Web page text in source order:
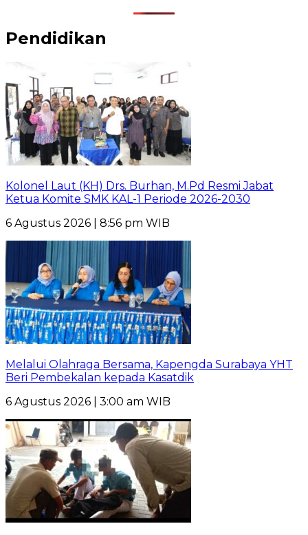
Pendidikan
Kolonel Laut (KH) Drs. Burhan, M.Pd Resmi Jabat
Ketua Komite SMK KAL-1 Periode 2026-2030
6 Agustus 2026 | 8:56 pm WIB
Melalui Olahraga Bersama, Kapengda Surabaya YHT
Beri Pembekalan kepada Kasatdik
6 Agustus 2026 | 3:00 am WIB